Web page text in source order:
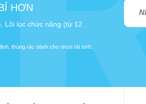
HƠN
Lõi lọc chức năng (từ 12
thùng rác dành cho nhựa tái sinh.